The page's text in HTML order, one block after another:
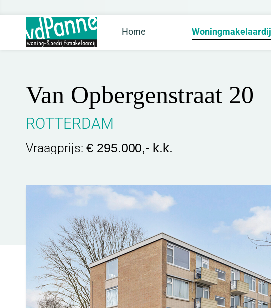
Home Woningmakelaardij
Van Opbergenstraat 20
ROTTERDAM
Vraagprijs: € 295.000,- k.k.